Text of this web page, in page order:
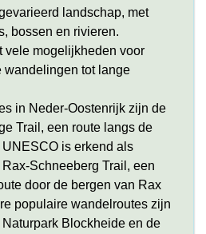
landschap, met
bossen en rivieren.
vele mogelijkheden voor
wandelingen tot lange
in Neder-Oostenrijk zijn de
Trail, een route langs de
is erkend als
Schneeberg Trail, een
door de bergen van Rax
populaire wandelroutes zijn
Blockheide en de